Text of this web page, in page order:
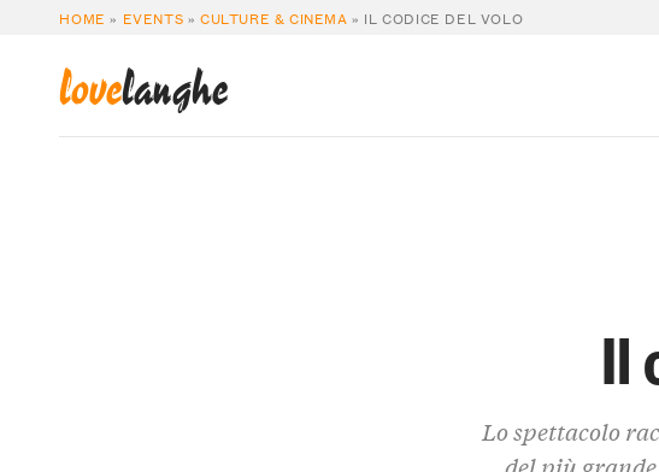
HOME » EVENTS »CULTURE & CINEMA » IL CODICE DEL VOLO
lovelanghe
Il
Lo spettacolo